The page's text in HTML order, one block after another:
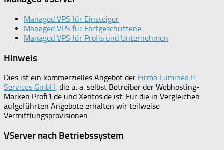
Managed VPS für Einsteiger
Managed VPS für Fortgeschrittene
Managed VPS für Profis und Unternehmen
Hinweis
Dies ist ein kommerzielles Angebot der Firma Luminea IT
Services GmbH, die u. a. selbst Betreiber der Webhosting-
Marken Profi1.de und Xentos.de ist. Für die in Vergleichen
aufgeführten Angebote erhalten wir teilweise
Vermittlungsprovisionen.
VServer nach Betriebssystem